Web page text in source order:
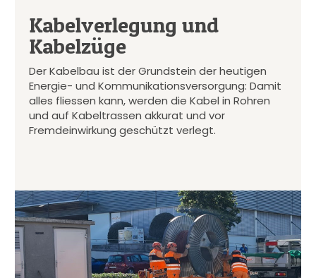
Kabelverlegung und
Kabelzüge
Der Kabelbau ist der Grundstein der heutigen
Energie- und Kommunikationsversorgung: Damit
alles fliessen kann, werden die Kabel in Rohren
und auf Kabeltrassen akkurat und vor
Fremdeinwirkung geschützt verlegt.